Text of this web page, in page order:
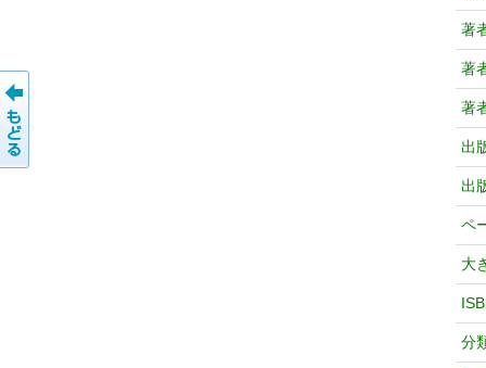
著
著
著
出
出
ペ
大
分